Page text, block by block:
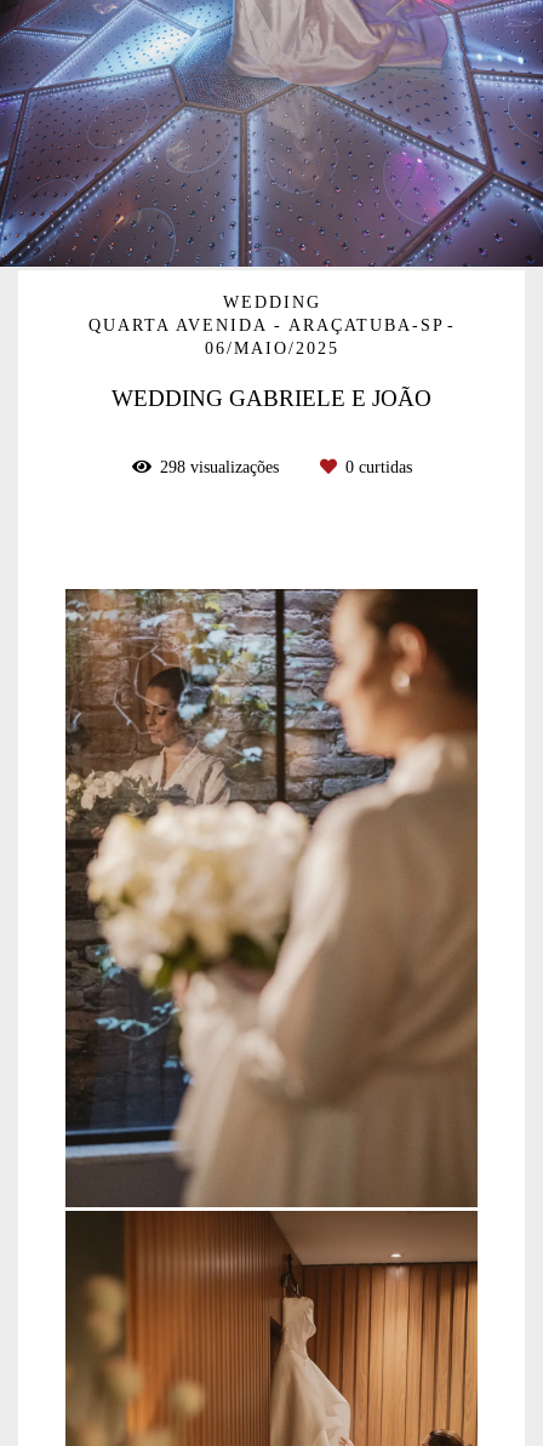
WEDDING
QUARTA AVENIDA - ARAÇATUBA-SP
06/MAIO/2025
WEDDING GABRIELE E JOÃO
298visualizações 0curtidas